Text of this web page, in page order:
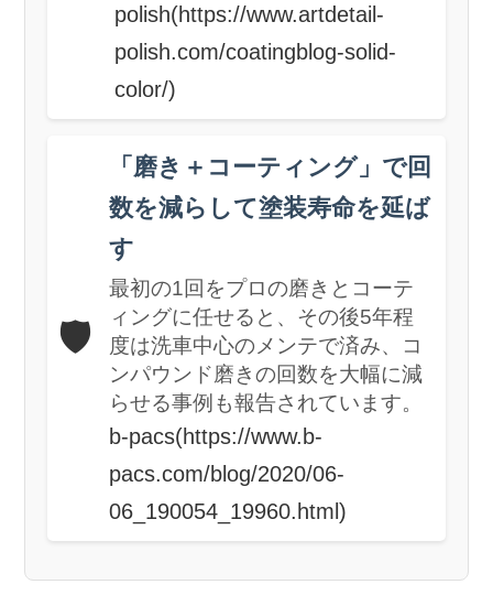
polish(https://www.artdetail-
polish.com/coatingblog-solid-
color/)
🛡️
「磨き＋コーティング」で回
数を減らして塗装寿命を延ば
す
最初の1回をプロの磨きとコーテ
ィングに任せると、その後5年程
度は洗車中心のメンテで済み、コ
ンパウンド磨きの回数を大幅に減
らせる事例も報告されています。
b-pacs(https://www.b-
pacs.com/blog/2020/06-
06_190054_19960.html)